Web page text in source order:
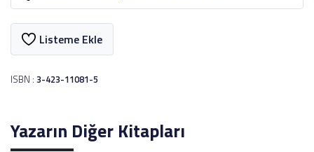
Listeme Ekle
ISBN : 3-423-11081-5
Yazarın Diğer Kitapları